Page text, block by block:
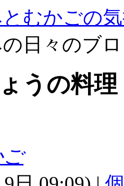
むかごの
日々のブ
ょうの料